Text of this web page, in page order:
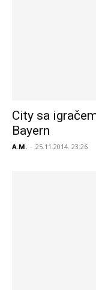
City sa
Bayern
A.M. - 25.11.2014. 23:26